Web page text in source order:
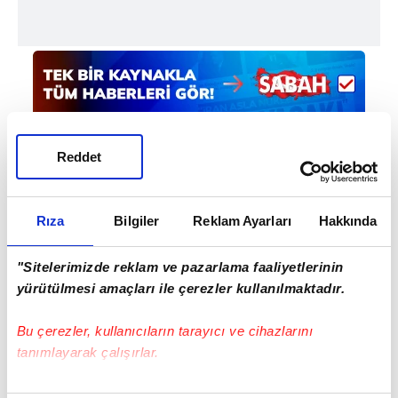
Rıza Bilgiler Reklam Ayarları Hakkında
"Sitelerimizde reklam ve pazarlama faaliyetlerinin
yürütülmesi amaçları ile çerezler kullanılmaktadır.
Bu çerezler, kullanıcıların tarayıcı ve cihazlarını
tanımlayarak çalışırlar.
Bu çerezlere izin vermeniz halinde sizlere özel
Reddet
Haber Girişi
Hakan Kurt - Editör